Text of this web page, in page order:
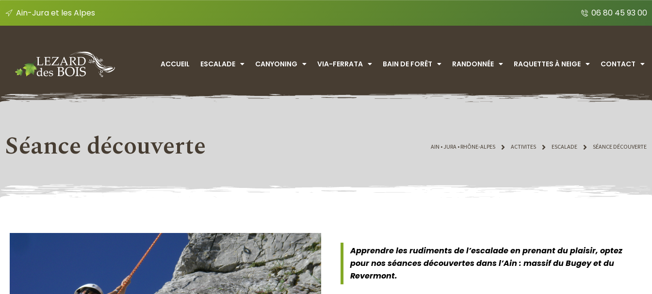
Ain-Jura et les Alpes 06 80 45 93 00
ACCUEIL ESCALADE CANYONING VIA-FERRATA BAIN DE FORÊT RANDONNÉE RAQUETTES À NEIGE CONTACT
Séance découverte AIN • JURA • RHÔNE-ALPES ACTIVITES ESCALADE SÉANCE DÉCOUVERTE
Apprendre les rudiments de l’escalade en prenant du plaisir, optez
pour nos séances découvertes dans l’Ain : massif du Bugey et du
Revermont.